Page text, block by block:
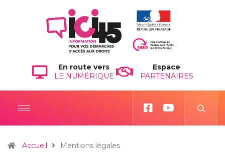
En route vers
LE NUMÉRIQUE
Espace
PARTENAIRES
Accueil Mentions légales